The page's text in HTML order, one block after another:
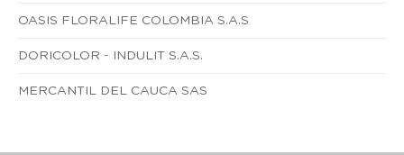
OASIS FLORALIFE COLOMBIA S.A.S
DORICOLOR - INDULIT S.A.S.
MERCANTIL DEL CAUCA SAS